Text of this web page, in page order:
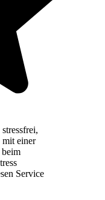
mit einer
Service